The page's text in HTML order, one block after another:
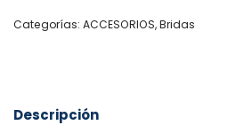
Categorías: ACCESORIOS,Bridas
Descripción